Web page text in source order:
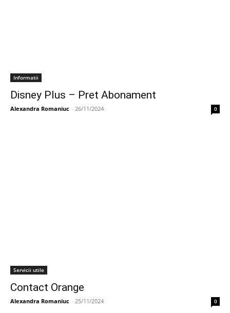
Informatii
Disney Plus – Pret Abonament
Alexandra Romaniuc - 26/11/2024 0
Servicii utile
Contact Orange
Alexandra Romaniuc - 25/11/2024 0